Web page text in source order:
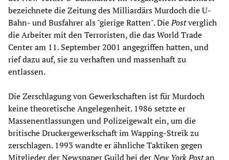
bezeichnete die Zeitung des Milliardärs Murdoch die U-
Bahn- und Busfahrer als "gierige Ratten". DiePostverglich
die Arbeiter mit den Terroristen, die das World Trade
Center am 11. September 2001 angegriffen hatten, und
rief dazu auf, sie zu verhaften und massenhaft zu
entlassen.
Die Zerschlagung von Gewerkschaften ist für Murdoch
keine theoretische Angelegenheit. 1986 setzte er
Massenentlassungen und Polizeigewalt ein, um die
britische Druckergewerkschaft im Wapping-Streik zu
zerschlagen. 1993 wandte er ähnliche Taktiken gegen
Mitglieder der Newspaper Guild bei der New York Postan